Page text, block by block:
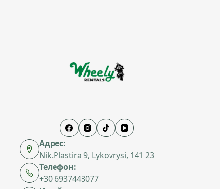
Адрес:
Nik.Plastira 9, Lykovrysi, 141 23
Телефон:
+30 6937448077